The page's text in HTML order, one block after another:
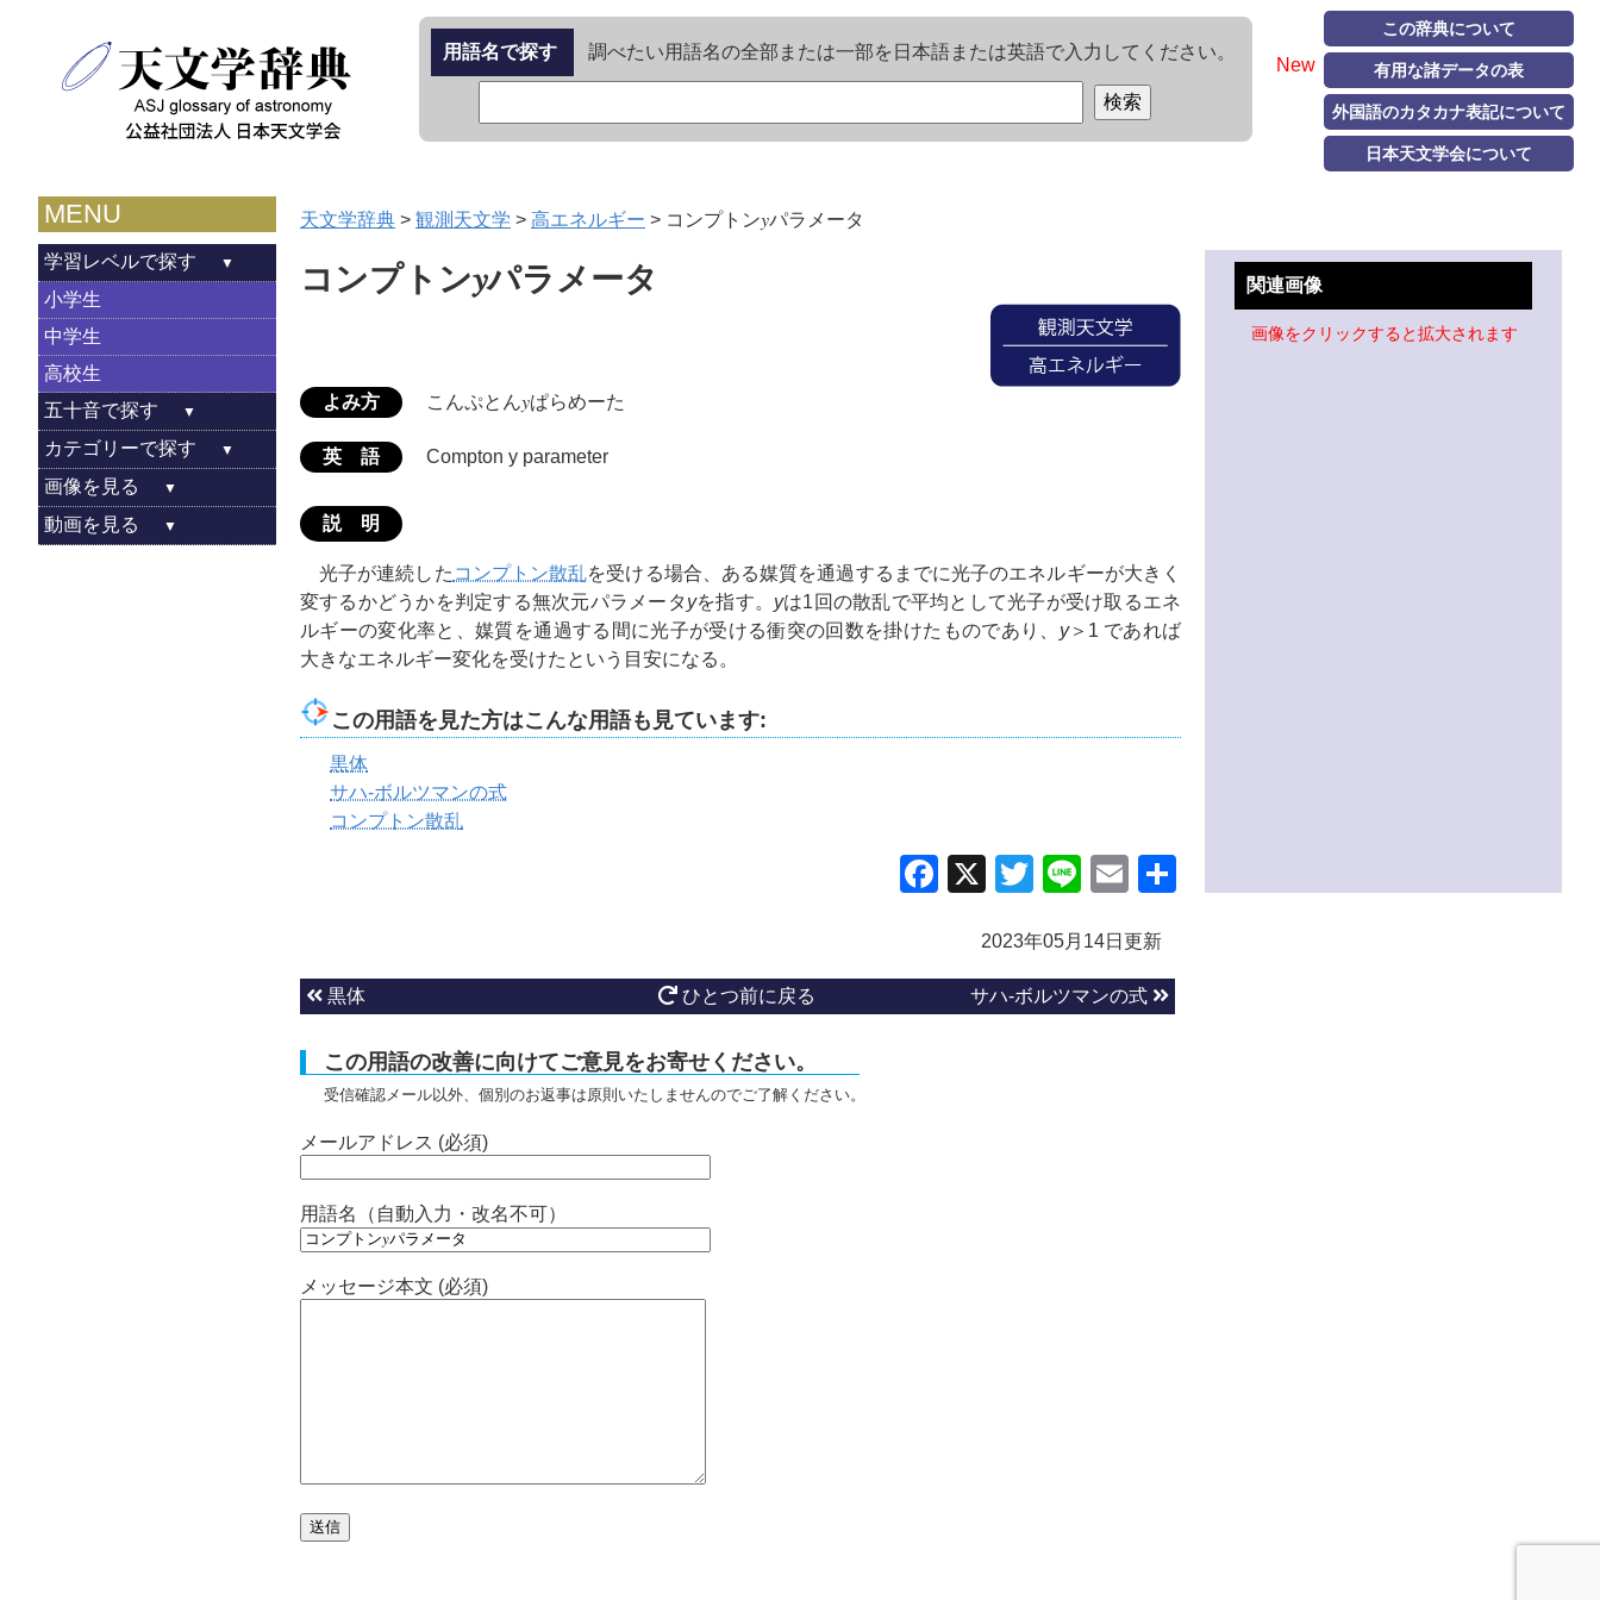
New
この辞典について
有用な諸データの表
外国語のカタカナ表記について
日本天文学会について
用語名で探す 調べたい用語名の全部または一部を日本語または英語で入力してください。
MENU
学習レベルで探す
小学生
中学生
高校生
五十音で探す
カテゴリーで探す
画像を見る
動画を見る
天文学辞典 > 観測天文学 > 高エネルギー > コンプトン𝑦パラメータ
コンプトン𝑦パラメータ
よみ方 こんぷとん𝑦ぱらめーた
英 語 Compton y parameter
説 明
光子が連続した コンプトン散乱を受ける場合、ある媒質を通過するまでに光子のエネルギーが大きく
変するかどうかを判定する無次元パラメータyを指す。 yは1回の散乱で平均として光子が受け取るエネ
ルギーの変化率と、媒質を通過する間に光子が受ける衝突の回数を掛けたものであり、 y＞1 であれば
大きなエネルギー変化を受けたという目安になる。
この用語を見た方はこんな用語も見ています:
黒体
サハ-ボルツマンの式
コンプトン散乱
Facebook
X TwitterLineEmail
2023年05月14日更新
黒体 ひとつ前に戻る サハ-ボルツマンの式
この用語の改善に向けてご意見をお寄せください。
受信確認メール以外、個別のお返事は原則いたしませんのでご了解ください。
メールアドレス (必須)
用語名（自動入力・改名不可）
メッセージ本文 (必須)
関連画像
画像をクリックすると拡大されます